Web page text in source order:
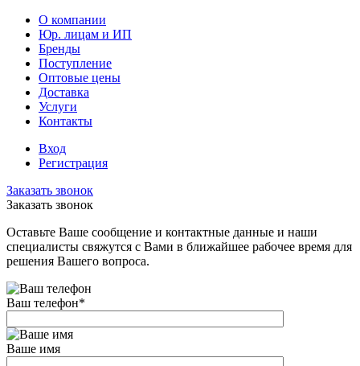
О компании
Юр. лицам и ИП
Бренды
Поступление
Оптовые цены
Доставка
Услуги
Контакты
Вход
Регистрация
Заказать звонок
Заказать звонок
Оставьте Ваше сообщение и контактные данные и наши
специалисты свяжутся с Вами в ближайшее рабочее время для
решения Вашего вопроса.
Ваш телефон*
Ваше имя